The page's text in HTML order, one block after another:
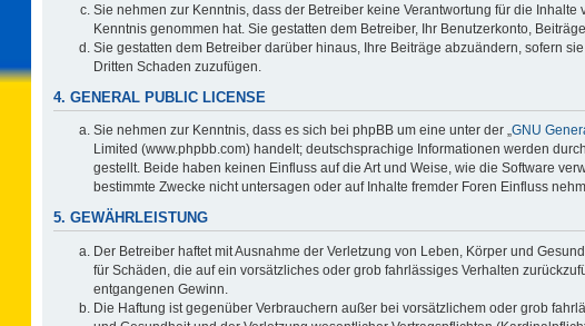
Sie nehmen zur Kenntnis, dass der Betreiber keine Verantwortung für die
Kenntnis genommen hat. Sie gestatten dem Betreiber, Ihr Benutzerkonto,
Sie gestatten dem Betreiber darüber hinaus, Ihre Beiträge abzuändern, sofern
Dritten Schaden zuzufügen.
4. GENERAL PUBLIC LICENSE
Sie nehmen zur Kenntnis, dass es sich bei phpBB um eine unter der „GNU
Limited (www.phpbb.com) handelt; deutschsprachige Informationen werden
gestellt. Beide haben keinen Einfluss auf die Art und Weise, wie die Software
bestimmte Zwecke nicht untersagen oder auf Inhalte fremder Foren Einfluss
5. GEWÄHRLEISTUNG
Der Betreiber haftet mit Ausnahme der Verletzung von Leben, Körper und
für Schäden, die auf ein vorsätzliches oder grob fahrlässiges Verhalten
entgangenen Gewinn.
Die Haftung ist gegenüber Verbrauchern außer bei vorsätzlichem oder grob